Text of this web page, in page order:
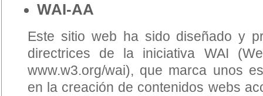
WAI-AA
Este sitio web ha sido diseñado y
directrices de la iniciativa WAI
www.w3.org/wai), que marca unos
en la creación de contenidos webs